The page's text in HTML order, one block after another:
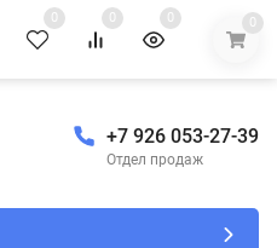
0 0 0 0
+7 926 053-27-39
Отдел продаж